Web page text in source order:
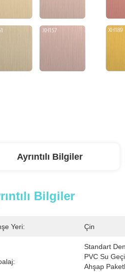
Ayrıntılı Bilgiler
Bilgiler
Yeri: Çin
Standart
PVC Su
Ahşap